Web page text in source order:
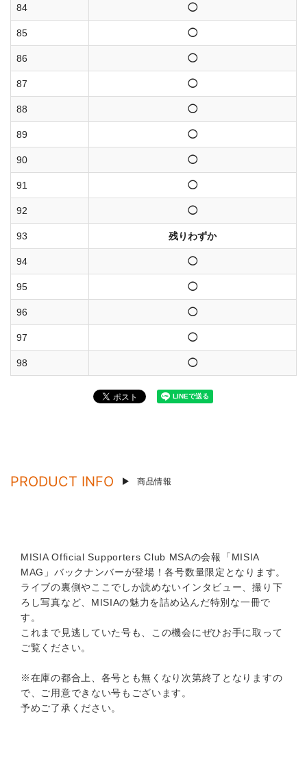
84 ◯
85 ◯
86 ◯
87 ◯
88 ◯
89 ◯
90 ◯
91 ◯
92 ◯
93 残りわずか
94 ◯
95 ◯
96 ◯
97 ◯
98 ◯
PRODUCT INFO 商品情報
MISIA Official Supporters Club MSAの会報「MISIA
MAG」バックナンバーが登場！各号数量限定となります。
ライブの裏側やここでしか読めないインタビュー、撮り下
ろし写真など、MISIAの魅力を詰め込んだ特別な一冊で
す。
これまで見逃していた号も、この機会にぜひお手に取って
ご覧ください。
※在庫の都合上、各号とも無くなり次第終了となりますの
で、ご用意できない号もございます。
予めご了承ください。